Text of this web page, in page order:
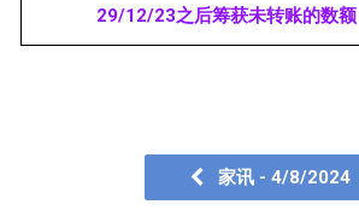
29/12/23之后筹获未转账的数额
家讯 - 4/8/2024